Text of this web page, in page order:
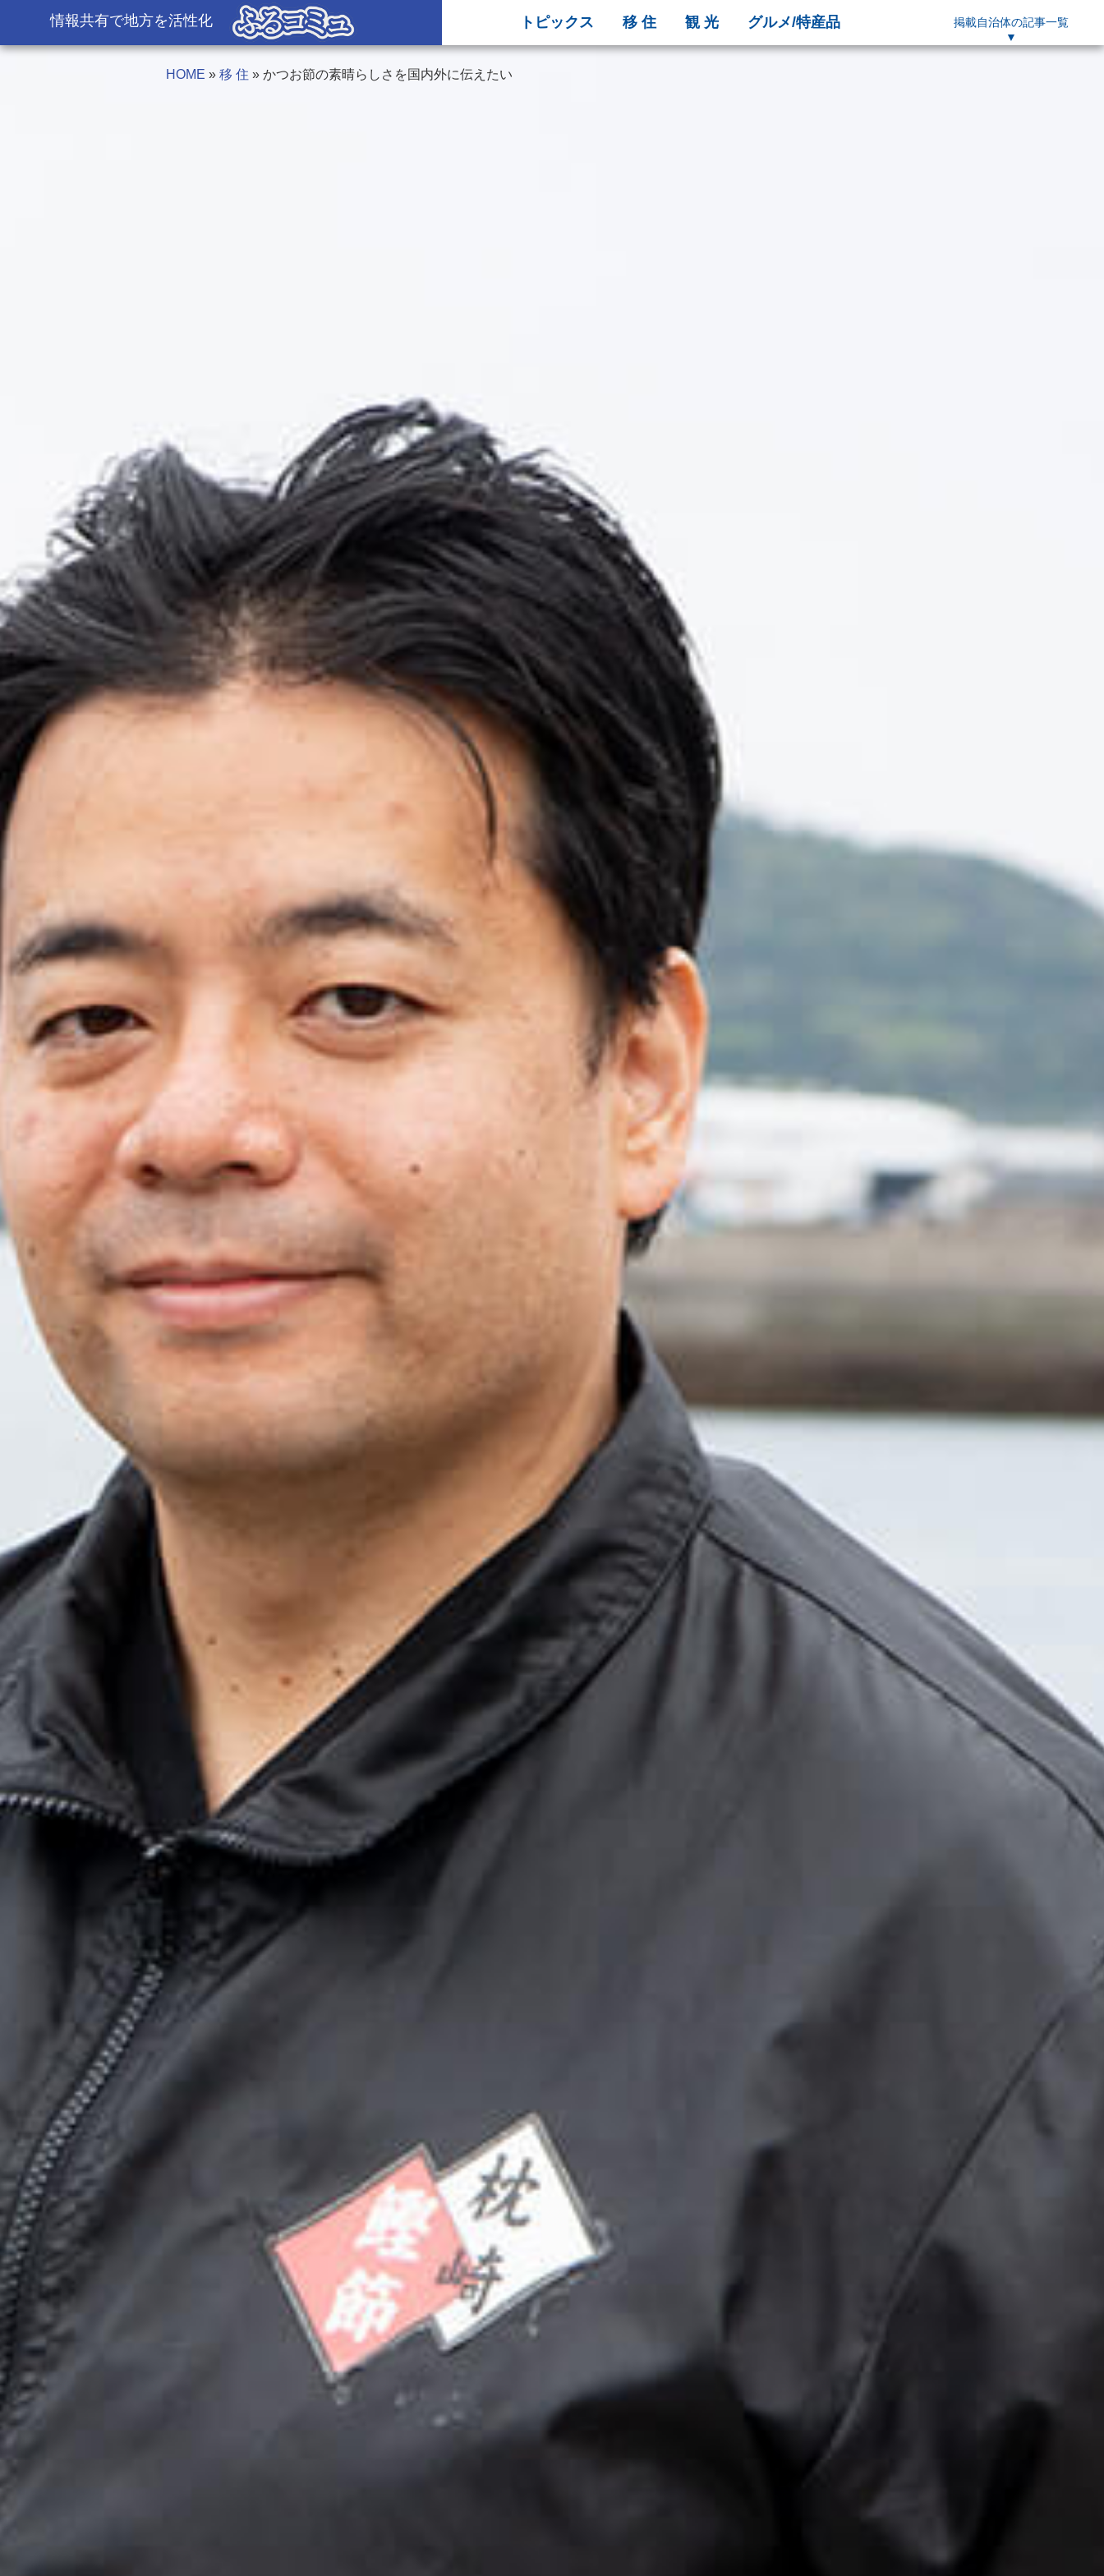
情報共有で地方を活性化 トピックス 移 住 観 光 グルメ/特産品 掲載自治体の記事一覧
HOME 移 住 かつお節の素晴らしさを国内外に伝えたい